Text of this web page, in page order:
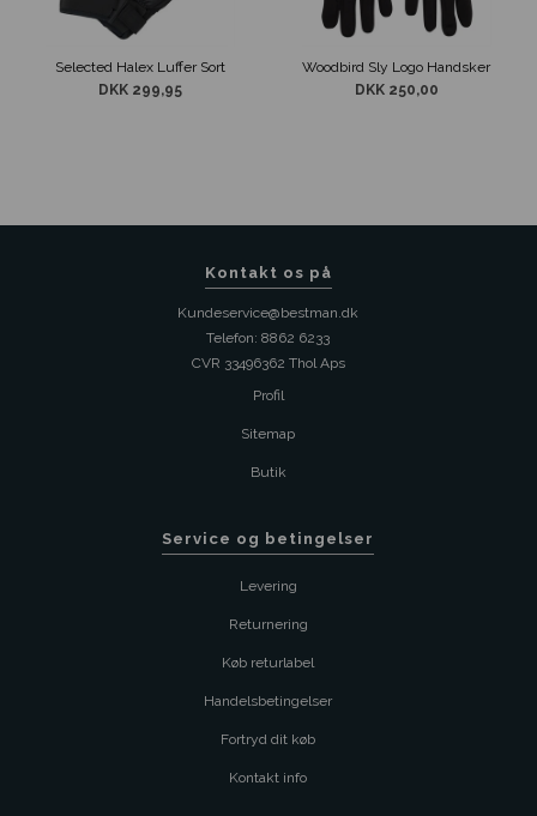
Selected Halex Luffer Sort
DKK 299,95
Woodbird Sly Logo Handsker
DKK 250,00
Kontakt os på
Kundeservice@bestman.dk
Telefon: 8862 6233
CVR 33496362 Thol Aps
Profil
Sitemap
Butik
Service og betingelser
Levering
Returnering
Køb returlabel
Handelsbetingelser
Fortryd dit køb
Kontakt info